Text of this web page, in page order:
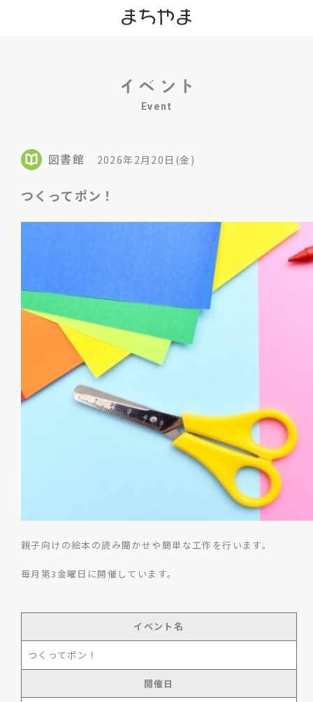
Event
図書館 2026年2月20日(金)
つくってポン！
親子向けの絵本の読み聞かせや簡単な工作を行います。
毎月第3金曜日に開催しています。
イベント名
つくってポン！
開催日